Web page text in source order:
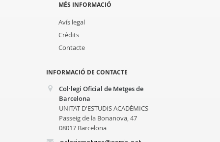
MÉS INFORMACIÓ
Avís legal
Crèdits
Contacte
INFORMACIÓ DE CONTACTE
Col·legi Oficial de Metges de
Barcelona
UNITAT D'ESTUDIS ACADÈMICS
Passeig de la Bonanova, 47
08017 Barcelona